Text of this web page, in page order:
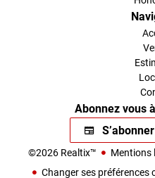
Abonnez vous
©2026 Realtix™ Mentions
Changer ses préférences